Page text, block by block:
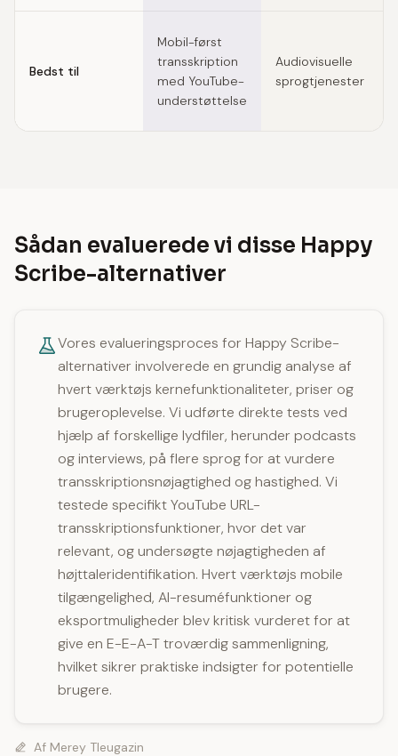
Bedst til
Mobil-først
transskription
med YouTube-
understøttelse
Audiovisuelle
sprogtjenester
Sådan evaluerede vi disse Happy
Scribe-alternativer
Vores evalueringsproces for Happy Scribe-
alternativer involverede en grundig analyse af
hvert værktøjs kernefunktionaliteter, priser og
brugeroplevelse. Vi udførte direkte tests ved
hjælp af forskellige lydfiler, herunder podcasts
og interviews, på flere sprog for at vurdere
transskriptionsnøjagtighed og hastighed. Vi
testede specifikt YouTube URL-
transskriptionsfunktioner, hvor det var
relevant, og undersøgte nøjagtigheden af
højttaleridentifikation. Hvert værktøjs mobile
tilgængelighed, AI-resuméfunktioner og
eksportmuligheder blev kritisk vurderet for at
give en E-E-A-T troværdig sammenligning,
hvilket sikrer praktiske indsigter for potentielle
brugere.
Af Merey Tleugazin